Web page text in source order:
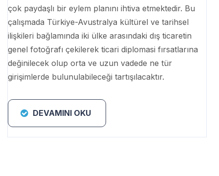
çok paydaşlı bir eylem planını ihtiva etmektedir. Bu
çalışmada Türkiye-Avustralya kültürel ve tarihsel
ilişkileri bağlamında iki ülke arasındaki dış ticaretin
genel fotoğrafı çekilerek ticari diplomasi fırsatlarına
değinilecek olup orta ve uzun vadede ne tür
girişimlerde bulunulabileceği tartışılacaktır.
DEVAMINI OKU